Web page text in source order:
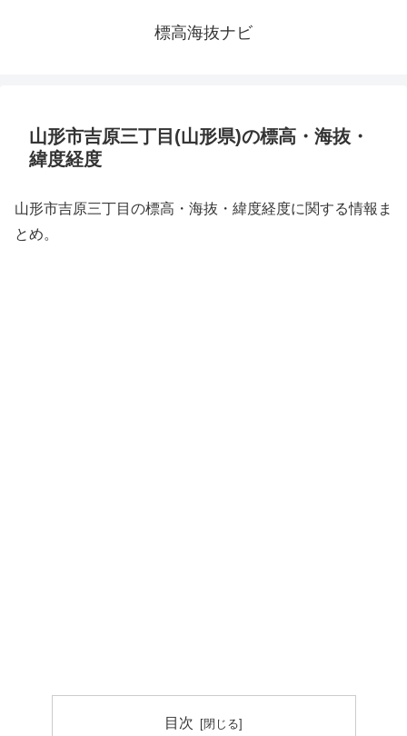
標高海抜ナビ
山形市吉原三丁目(山形県)の標高・海抜・
緯度経度
山形市吉原三丁目の標高・海抜・緯度経度に関する情報ま
とめ。
目次